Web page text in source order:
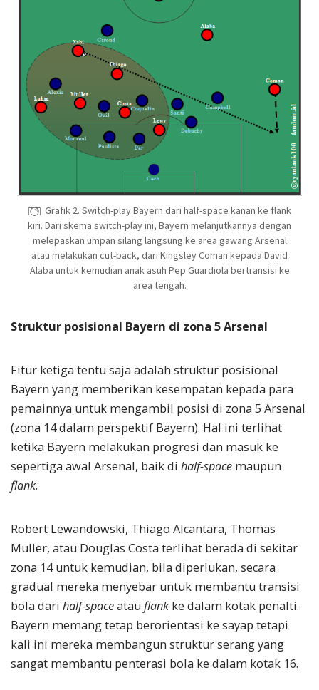
Grafik 2. Switch-play Bayern dari half-space kanan ke flank
kiri. Dari skema switch-play ini, Bayern melanjutkannya dengan
melepaskan umpan silang langsung ke area gawang Arsenal
atau melakukan cut-back, dari Kingsley Coman kepada David
Alaba untuk kemudian anak asuh Pep Guardiola bertransisi ke
area tengah.
Struktur posisional Bayern di zona 5 Arsenal
Fitur ketiga tentu saja adalah struktur posisional
Bayern yang memberikan kesempatan kepada para
pemainnya untuk mengambil posisi di zona 5 Arsenal
(zona 14 dalam perspektif Bayern). Hal ini terlihat
ketika Bayern melakukan progresi dan masuk ke
sepertiga awal Arsenal, baik di half-space maupun
flank.
Robert Lewandowski, Thiago Alcantara, Thomas
Muller, atau Douglas Costa terlihat berada di sekitar
zona 14 untuk kemudian, bila diperlukan, secara
gradual mereka menyebar untuk membantu transisi
bola dari half-spaceatau flankke dalam kotak penalti.
Bayern memang tetap berorientasi ke sayap tetapi
kali ini mereka membangun struktur serang yang
sangat membantu penterasi bola ke dalam kotak 16.